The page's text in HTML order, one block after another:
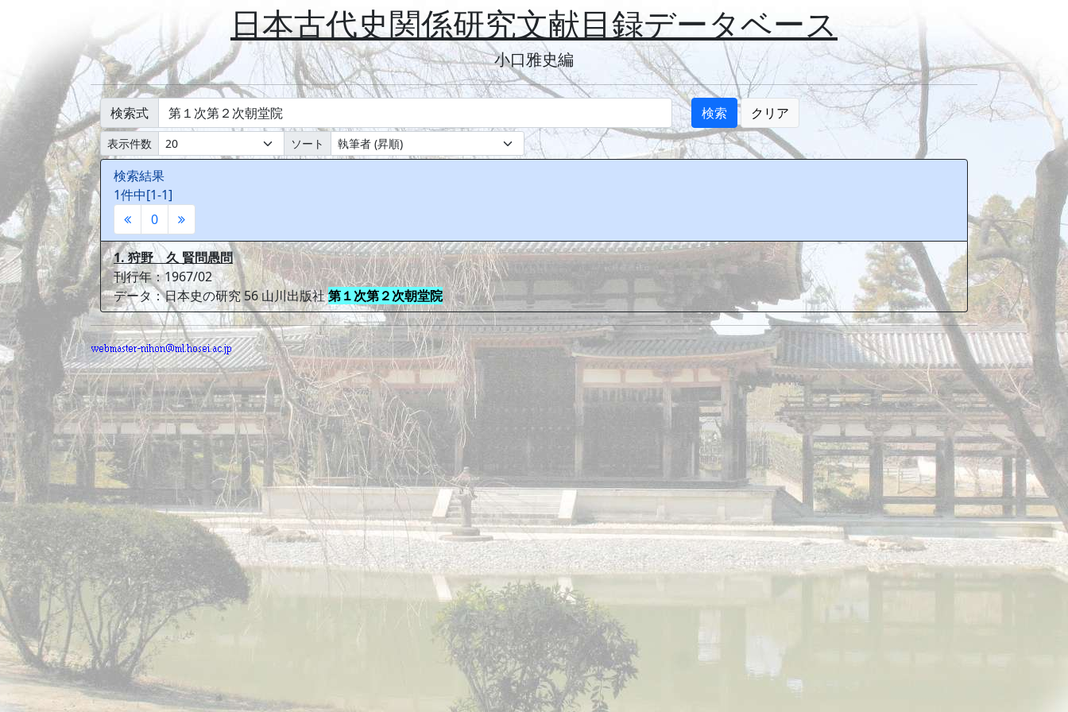
日本古代史関係研究文献目録データベース
小口雅史編
検索式 検索 クリア
表示件数 ソート
検索結果
1件中[1-1]
0
1. 狩野 久 賢問愚問
刊行年：1967/02
データ：日本史の研究 56 山川出版社第１次第２次朝堂院